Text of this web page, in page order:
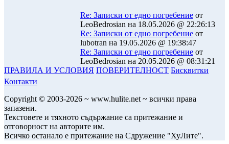
Re: Записки от едно погребение от
LeoBedrosian на 18.05.2026 @ 22:26:13
Re: Записки от едно погребение от
lubotran на 19.05.2026 @ 19:38:47
Re: Записки от едно погребение от
LeoBedrosian на 20.05.2026 @ 08:31:21
ПРАВИЛА И УСЛОВИЯ ПОВЕРИТЕЛНОСТ Бисквитки
Контакти
Copyright © 2003-2026 ~ www.hulite.net ~ всички права
запазени.
Текстовете и тяхното съдържание са притежание и
отговорност на авторите им.
Всичко останало е притежание на Сдружение "ХуЛите".